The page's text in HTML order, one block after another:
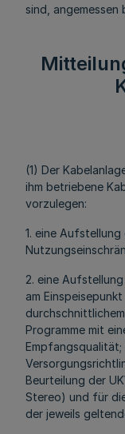
sind,
(1) Der
ihm betriebene
vorzulegen:
1. eine
2. eine
am
Programme mit
Beurteilung der
Stereo) und für
der jeweils